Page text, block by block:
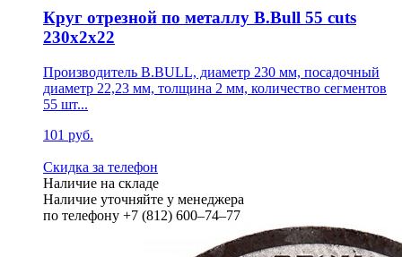
Круг отрезной по металлу B.Bull 55 cuts
230х2х22
Производитель B.BULL, диаметр 230 мм, посадочный
диаметр 22,23 мм, толщина 2 мм, количество сегментов
55 шт...
101 руб.
Скидка за телефон
Наличие на складе
Наличие уточняйте у менеджера
по телефону +7 (812) 600–74–77